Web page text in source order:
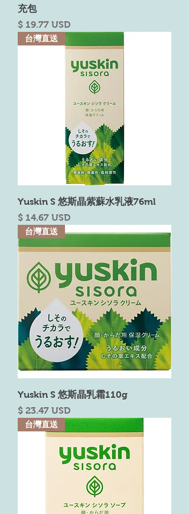
充包
Price
$ 19.77 USD
台灣直送
Yuskin S 悠斯晶紫蘇水乳液76ml
Price
$ 14.67 USD
台灣直送
Yuskin S 悠斯晶乳霜110g
Price
$ 23.47 USD
台灣直送